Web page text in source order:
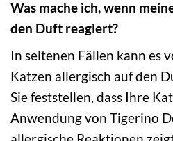
Was mache ich, wenn
den Duft reagiert?
In seltenen Fällen kann es
Katzen allergisch auf den
Sie feststellen, dass Ihre
Anwendung von Tigerino